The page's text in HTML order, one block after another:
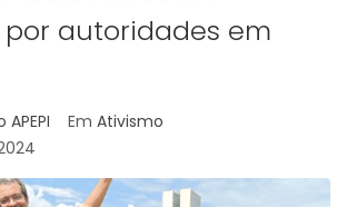
autoridades em
Em Ativismo